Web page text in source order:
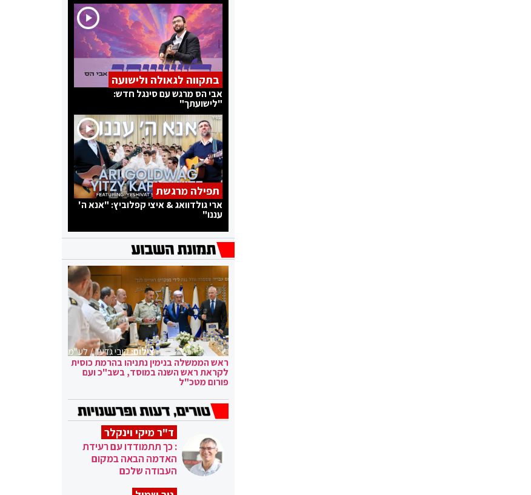
בתקווה לגאולה ולישועה
אבי הס מרגש עם סינגל חדש:
"לישועתך"
תפילה מרגשת
ארי גולדוואג & איצי קפלוביץ: "אנא ה'
עננו"
צילום:קובי גדעון / לע"מ
ראש הממשלה בנימין נתניהו בהרמת כוסית
לקראת ראש השנה במוסד, בשב"כ ועם
פורום מטכ"ל
ד"ר מיקי וינקלר
: כך תתמודדו עם רעידת
האדמה הבאה במקום
העבודה שלכם